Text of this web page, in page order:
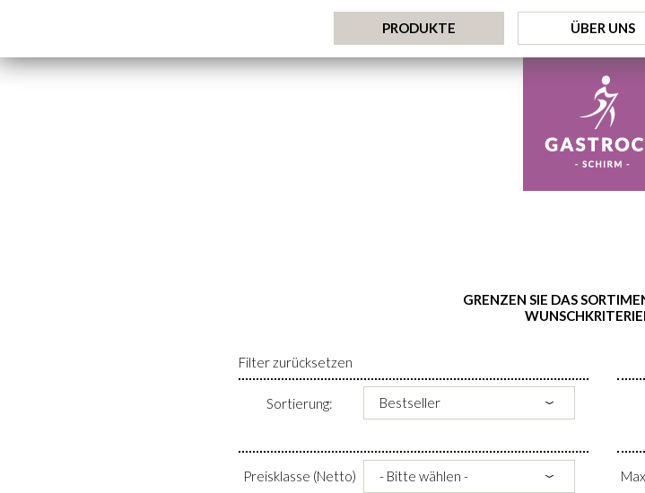
PRODUKTE ÜBER UNS
GRENZEN SIE DAS
Filter zurücksetzen
Sortierung:
Preisklasse (Netto)